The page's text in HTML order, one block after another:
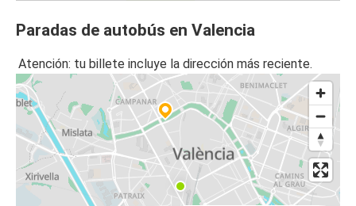
Paradas de autobús en Valencia
Atención: tu billete incluye la dirección más reciente.